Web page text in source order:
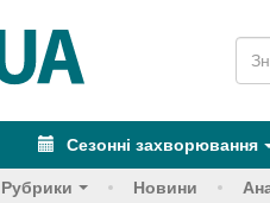
Сезонні захворювання
Рубрики Новини